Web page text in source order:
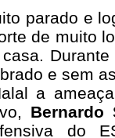
parado e
de muito
e sem
a
Bernardo
do